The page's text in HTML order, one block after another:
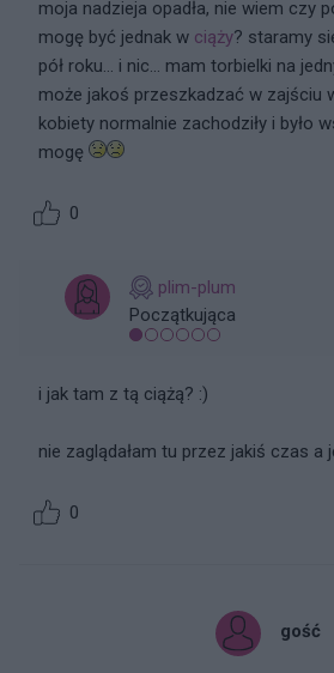
moja nadzieja opadła, nie wiem czy
mogę być jednak w ciąży? staramy
pół roku... i nic... mam torbielki na
może jakoś przeszkadzać w zajściu
kobiety normalnie zachodziły i było
mogę
0
plim-plum
Początkująca
i jak tam z tą ciążą? :)
nie zaglądałam tu przez jakiś czas a
0
gość